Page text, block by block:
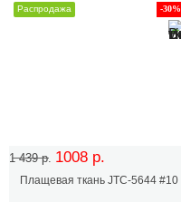
1 439 р. 1008 р.
-30%
Распродажа
Плащевая ткань JTC-5644 #10